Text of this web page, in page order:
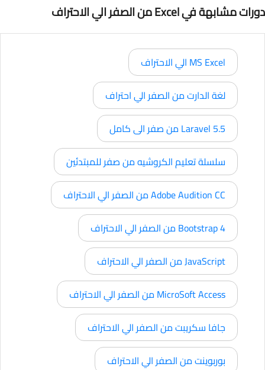
دورات مشابهة في Excel من الصفر الي الاحتراف
MS Excel الي الاحتراف
لغة الدارت من الصفر الي احتراف
Laravel 5.5 من صفر الى كامل
سلسلة تعليم الكروشيه من صفر للمبتدئين
Adobe Audition CC من الصفر الي الاحتراف
Bootstrap 4 من الصفر الي الاحتراف
JavaScript من الصفر الي الاحتراف
MicroSoft Access من الصفر الي الاحتراف
جافا سكريبت من الصفر الي الاحتراف
بوربوينت من الصفر الي الاحتراف